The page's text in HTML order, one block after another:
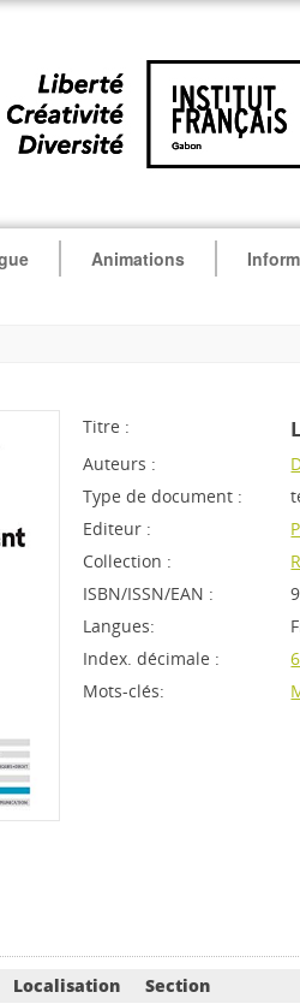
Animations
Titre :
Auteurs :
Type de document :
Editeur :
Collection :
ISBN/ISSN/EAN :
Langues:
Index. décimale :
Mots-clés:
Localisation Section